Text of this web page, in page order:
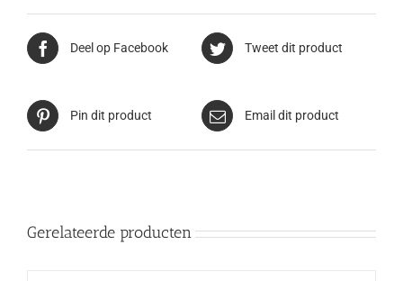
Deel op Facebook Tweet dit product
Pin dit product Email dit product
Gerelateerde producten